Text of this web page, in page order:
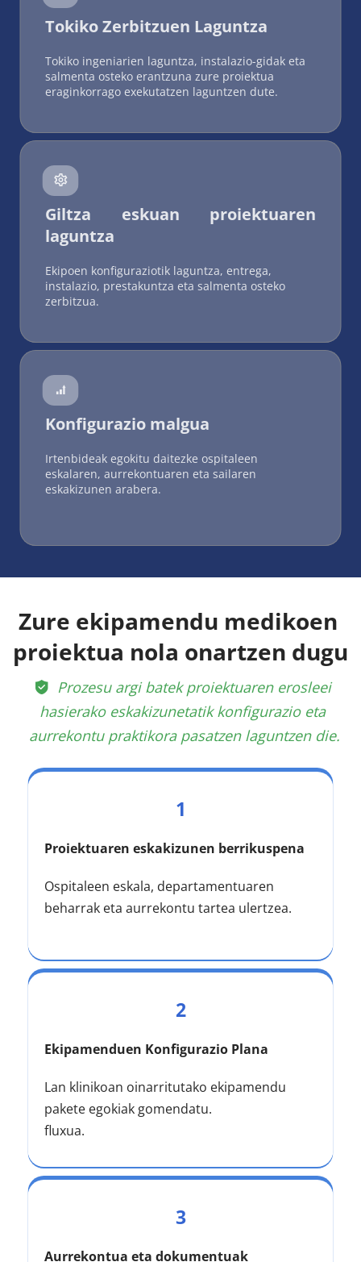
Tokiko Zerbitzuen Laguntza
Tokiko ingeniarien laguntza, instalazio-gidak eta
salmenta osteko erantzuna zure proiektua
eraginkorrago exekutatzen laguntzen dute.

Giltza eskuan proiektuaren
laguntza
Ekipoen konfiguraziotik laguntza, entrega,
instalazio, prestakuntza eta salmenta osteko
zerbitzua.

Konfigurazio malgua
Irtenbideak egokitu daitezke ospitaleen
eskalaren, aurrekontuaren eta sailaren
eskakizunen arabera.
Zure ekipamendu medikoen
proiektua nola onartzen dugu

Prozesu argi batek proiektuaren erosleei
hasierako eskakizunetatik konfigurazio eta
aurrekontu praktikora pasatzen laguntzen die.
1
Proiektuaren eskakizunen berrikuspena
Ospitaleen eskala, departamentuaren
beharrak eta aurrekontu tartea ulertzea.
2
Ekipamenduen Konfigurazio Plana
Lan klinikoan oinarritutako ekipamendu
pakete egokiak gomendatu.
fluxua.
3
Aurrekontua eta dokumentuak